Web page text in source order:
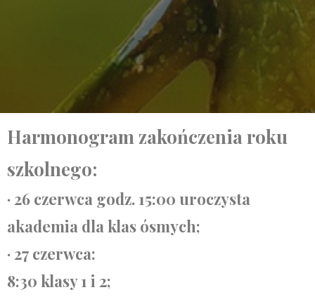
Harmonogram zakończenia roku
szkolnego:
· 26 czerwca godz. 15:00 uroczysta
akademia dla klas ósmych;
· 27 czerwca:
8:30 klasy 1 i 2;